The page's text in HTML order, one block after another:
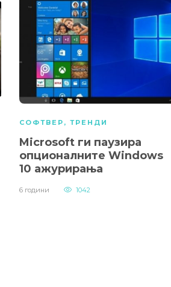
СОФТВЕР , ТРЕНДИ
Microsoft ги паузира
опционалните Windows
10 ажурирања
6 години 1042